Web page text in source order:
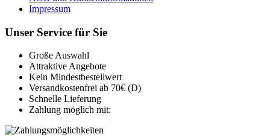
Impressum
Unser Service für Sie
Große Auswahl
Attraktive Angebote
Kein Mindestbestellwert
Versandkostenfrei ab 70€ (D)
Schnelle Lieferung
Zahlung möglich mit: